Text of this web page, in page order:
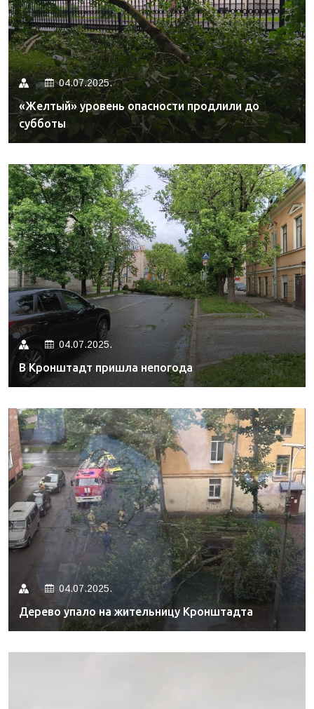
04.07.2025.
«Желтый» уровень опасности продлили до
субботы
04.07.2025.
В Кронштадт пришла непогода
04.07.2025.
Дерево упало на жительницу Кронштадта